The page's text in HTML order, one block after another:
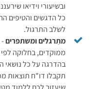
ובשיעורי וידיאו
כל הדגשים והטיפים
לשלב התרגול.
מתַרגלים ומשתפרים-
ממוקדים, בחלוקה
בהדרגה על כל נושאי
תקבלו דו"ח תוצאות